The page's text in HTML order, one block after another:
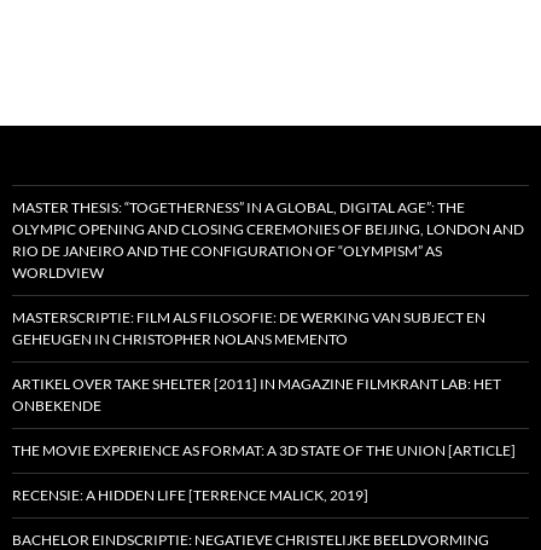
MASTER THESIS: “TOGETHERNESS” IN A GLOBAL, DIGITAL AGE”: THE
OLYMPIC OPENING AND CLOSING CEREMONIES OF BEIJING, LONDON AND
RIO DE JANEIRO AND THE CONFIGURATION OF “OLYMPISM” AS
WORLDVIEW
MASTERSCRIPTIE: FILM ALS FILOSOFIE: DE WERKING VAN SUBJECT EN
GEHEUGEN IN CHRISTOPHER NOLANS MEMENTO
ARTIKEL OVER TAKE SHELTER [2011] IN MAGAZINE FILMKRANT LAB: HET
ONBEKENDE
THE MOVIE EXPERIENCE AS FORMAT: A 3D STATE OF THE UNION [ARTICLE]
RECENSIE: A HIDDEN LIFE [TERRENCE MALICK, 2019]
BACHELOR EINDSCRIPTIE: NEGATIEVE CHRISTELIJKE BEELDVORMING